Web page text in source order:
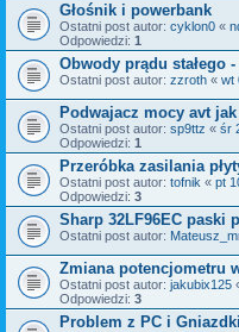
Głośnik i powerbank
Ostatni post autor: cyklon0 «
Odpowiedzi: 1
Obwody prądu stałego
Ostatni post autor: zzroth « wt
Podwajacz mocy avt
Ostatni post autor: sp9ttz « śr
Odpowiedzi: 1
Przeróbka zasilania
Ostatni post autor: tofnik « pt
Odpowiedzi: 3
Sharp 32LF96EC paski
Ostatni post autor:
Zmiana potencjometru
Ostatni post autor: jakubix125
Odpowiedzi: 3
Problem z PC i